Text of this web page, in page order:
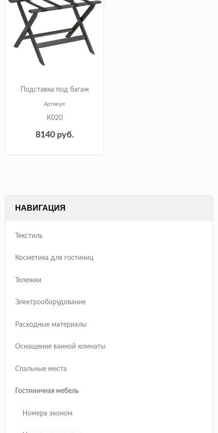
Подставка под багаж
Артикул:
K020
8140руб.
НАВИГАЦИЯ
Текстиль
Косметика для гостиниц
Тележки
Электрооборудование
Расходные материалы
Оснащение ванной комнаты
Спальные места
Гостиничная мебель
Номера эконом